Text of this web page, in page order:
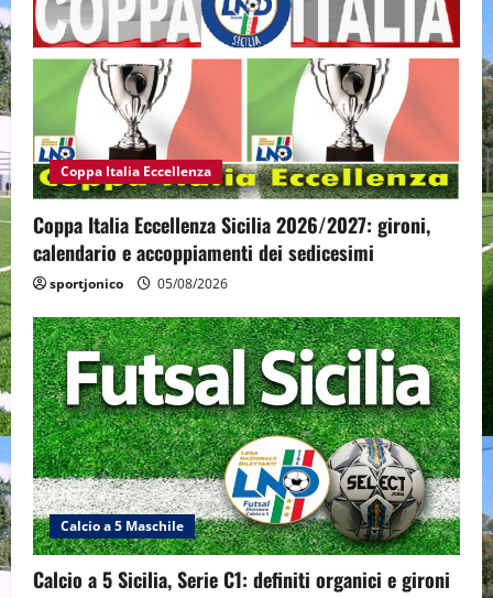
Coppa Italia Eccellenza
Coppa Italia Eccellenza Sicilia 2026/2027: gironi,
calendario e accoppiamenti dei sedicesimi
sportjonico 05/08/2026
Calcio a 5 Maschile
Calcio a 5 Sicilia, Serie C1: definiti organici e gironi